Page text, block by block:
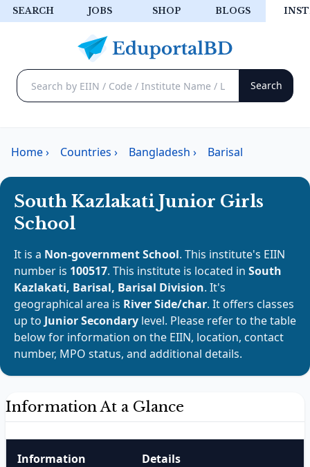
SEARCH JOBS SHOP BLOGS
Home› Countries › Bangladesh › Barisal
South Kazlakati Junior Girls
School
It is a Non-government School. This institute's EIIN
number is 100517. This institute is located in South
Kazlakati, Barisal, Barisal Division. It's
geographical area is River Side/char. It offers classes
up to Junior Secondary level. Please refer to the table
below for information on the EIIN, location, contact
number, MPO status, and additional details.
Information At a Glance
Information Details